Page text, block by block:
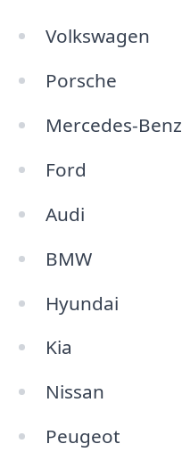
Volkswagen
Porsche
Mercedes-Benz
Ford
Audi
BMW
Hyundai
Kia
Nissan
Peugeot